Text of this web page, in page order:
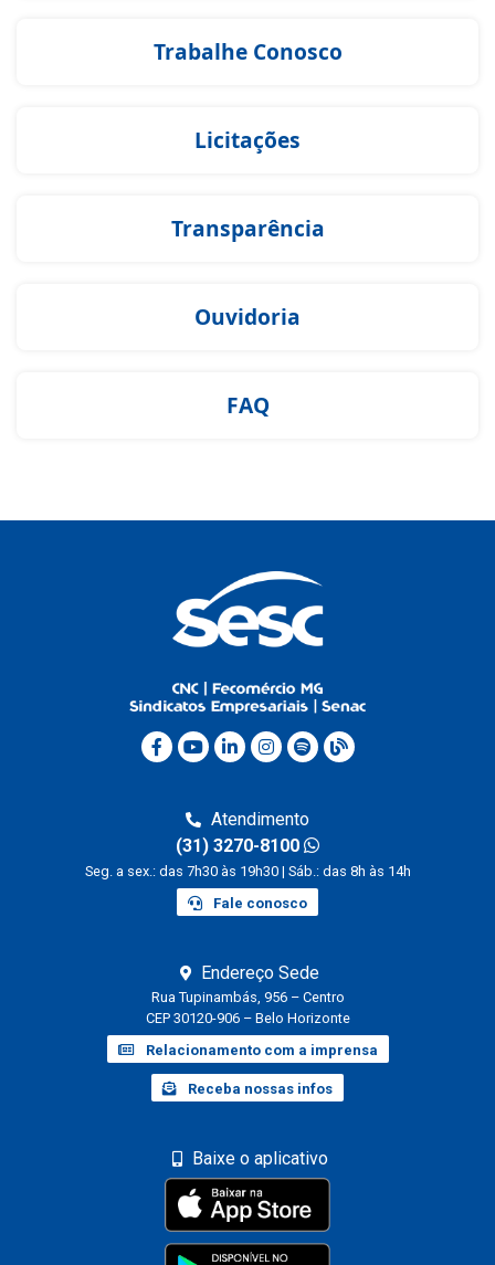
Trabalhe Conosco
Licitações
Transparência
Ouvidoria
FAQ
Atendimento
(31) 3270-8100
Seg. a sex.: das 7h30 às 19h30 | Sáb.: das 8h às 14h
Fale conosco
Endereço Sede
Rua Tupinambás, 956 – Centro
CEP 30120-906 – Belo Horizonte
Relacionamento com a imprensa
Receba nossas infos
Baixe o aplicativo